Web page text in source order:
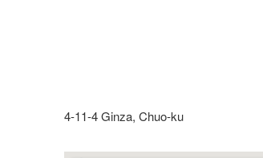
4-11-4 Ginza, Chuo-ku